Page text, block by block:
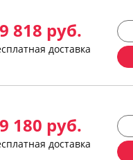
9 818 руб.
доставка
9 180 руб.
доставка